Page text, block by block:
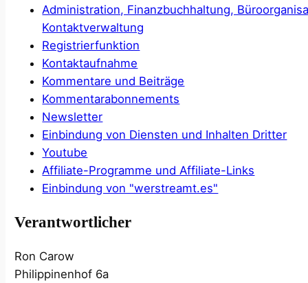
Administration, Finanzbuchhaltung,
Kontaktverwaltung
Registrierfunktion
Kontaktaufnahme
Kommentare und Beiträge
Kommentarabonnements
Newsletter
Einbindung von Diensten und Inhalten Dritter
Youtube
Affiliate-Programme und Affiliate-Links
Einbindung von "werstreamt.es"
Verantwortlicher
Ron Carow
Philippinenhof 6a